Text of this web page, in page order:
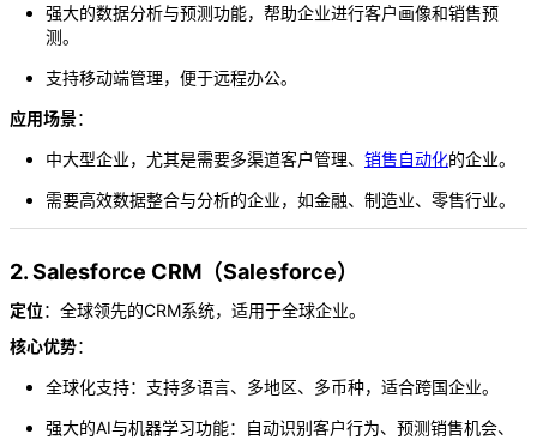
强大的数据分析与预测功能，帮助企业进行客户画像和销售预
测。
支持移动端管理，便于远程办公。
应用场景：
中大型企业，尤其是需要多渠道客户管理、 销售自动化的企业。
需要高效数据整合与分析的企业，如金融、制造业、零售行业。
2. Salesforce CRM（Salesforce）
定位：全球领先的CRM系统，适用于全球企业。
核心优势：
全球化支持：支持多语言、多地区、多币种，适合跨国企业。
强大的AI与机器学习功能：自动识别客户行为、预测销售机会、